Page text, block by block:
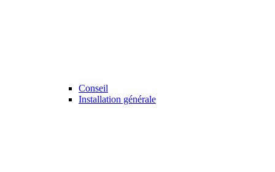
Conseil
Installation générale